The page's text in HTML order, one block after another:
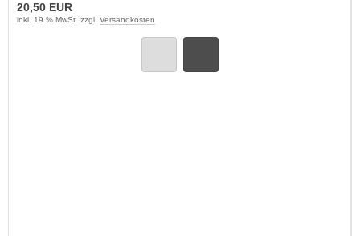
20,50 EUR
inkl. 19 % MwSt. zzgl. Versandkosten